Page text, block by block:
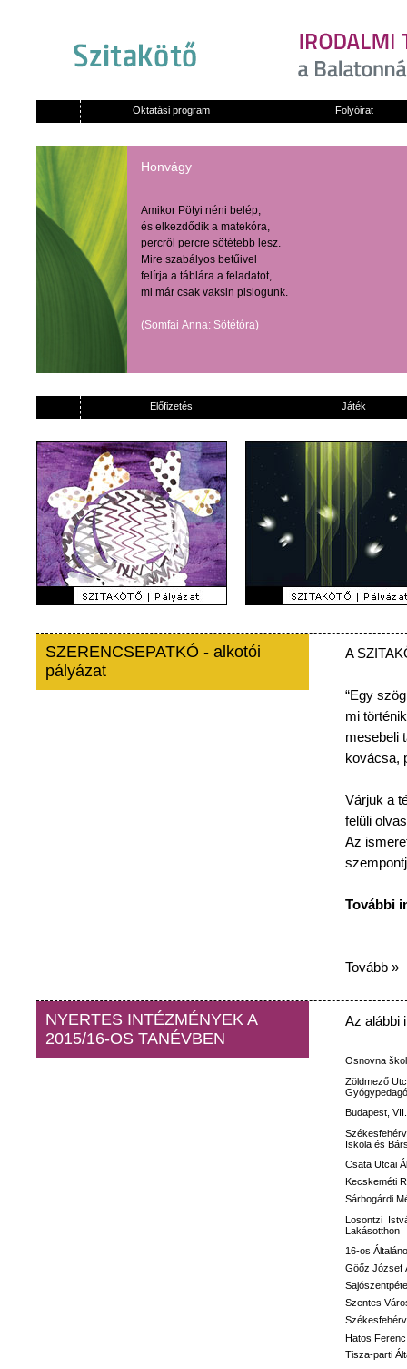
Oktatási program Folyóirat
Honvágy
Amikor Pötyi néni belép,
és elkezdődik a matekóra,
percről percre sötétebb lesz.
Mire szabályos betűivel
felírja a táblára a feladatot,
mi már csak vaksin pislogunk.
(Somfai Anna: Sötétóra)
Előfizetés Játék
SZERENCSEPATKÓ - alkotói
pályázat
A
“Egy szög
mi történik
mesebeli
kovácsa,
Várjuk a
felüli
Az
További
Tovább »
NYERTES INTÉZMÉNYEK A
2015/16-OS TANÉVBEN
Az alábbi
Osnovna
Zöldmező
Budapest,
Iskola és
Csata Utcai
Kecskeméti
Sárbogárdi
Losontzi
Lakásotthon
16-os
Göőz József
Szentes
Hatos
Tisza-parti